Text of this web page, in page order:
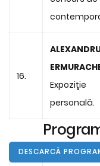
16.
Expoziţie
personală.
DESCARCĂ